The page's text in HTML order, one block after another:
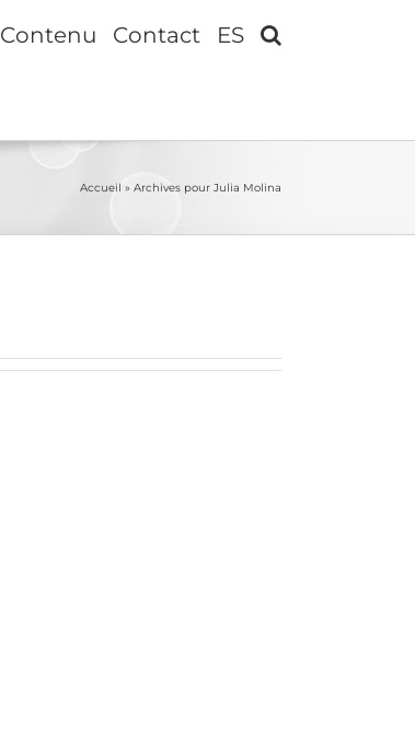
Contenu Contact ES
Accueil » Archives pour Julia Molina